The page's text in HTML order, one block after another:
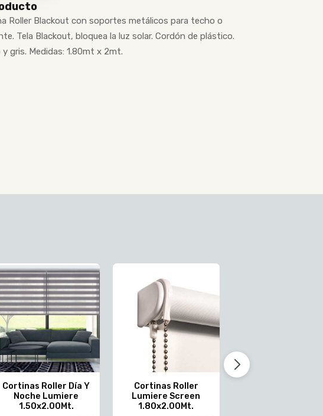
Roller Blackout con soportes metálicos para techo o
Tela Blackout, bloquea la luz solar. Cordón de plástico.
gris. Medidas: 1.80mt x 2mt.
Cortinas Roller Día Y
Noche Lumiere
1.50x2.00Mt.
Cortinas Roller
Lumiere Screen
1.80x2.00Mt.